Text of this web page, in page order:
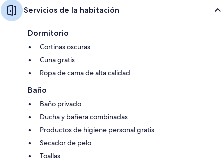
Servicios de la habitación
Dormitorio
Cortinas oscuras
Cuna gratis
Ropa de cama de alta calidad
Baño
Baño privado
Ducha y bañera combinadas
Productos de higiene personal gratis
Secador de pelo
Toallas